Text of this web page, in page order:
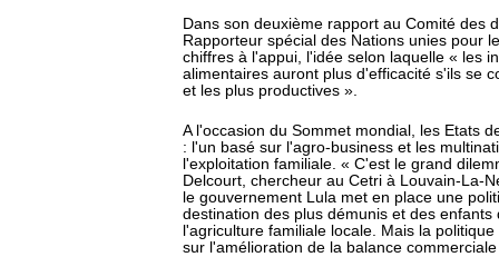
Dans son deuxième rapport au Comité des
Rapporteur spécial des Nations unies pour
chiffres à l'appui, l'idée selon laquelle « les
alimentaires auront plus d'efficacité s'ils se
et les plus productives ».
A l'occasion du Sommet mondial, les Etats
: l'un basé sur l'agro-business et les
l'exploitation familiale. « C'est le grand
Delcourt, chercheur au Cetri à Louvain-La-
le gouvernement Lula met en place une
destination des plus démunis et des
l'agriculture familiale locale. Mais la
sur l'amélioration de la balance